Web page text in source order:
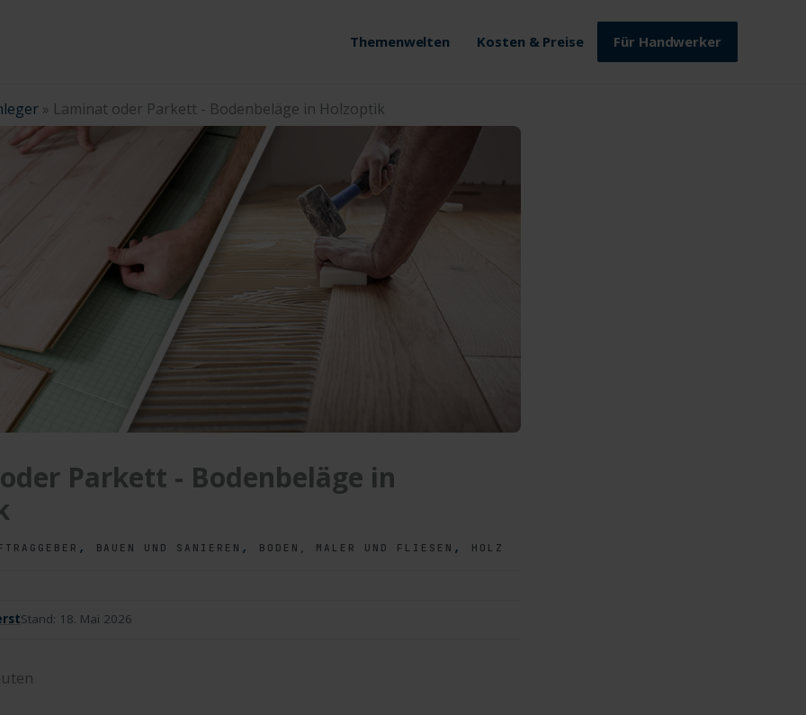
Themenwelten Kosten & Preise Für Handwerker
» Laminat oder Parkett - Bodenbeläge in Holzoptik
Parkett - Bodenbeläge in
, BAUEN UND SANIEREN , BODEN, MALER UND FLIESEN , HOLZ
Stand: 18. Mai 2026